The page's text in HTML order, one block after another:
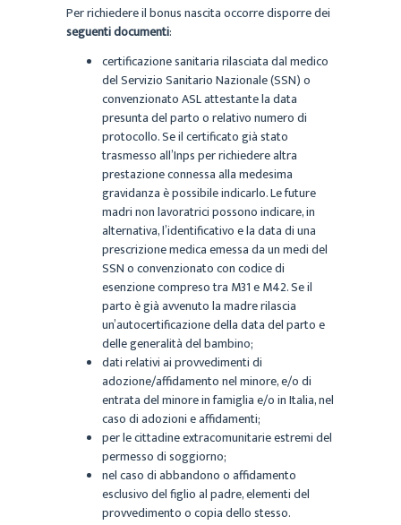
Per richiedere il bonus nascita occorre disporre dei
seguenti documenti:
certificazione sanitaria rilasciata dal medico
del Servizio Sanitario Nazionale (SSN) o
convenzionato ASL attestante la data
presunta del parto o relativo numero di
protocollo. Se il certificato già stato
trasmesso all’Inps per richiedere altra
prestazione connessa alla medesima
gravidanza è possibile indicarlo. Le future
madri non lavoratrici possono indicare, in
alternativa, l’identificativo e la data di una
prescrizione medica emessa da un medi del
SSN o convenzionato con codice di
esenzione compreso tra M31 e M42. Se il
parto è già avvenuto la madre rilascia
un’autocertificazione della data del parto e
delle generalità del bambino;
dati relativi ai provvedimenti di
adozione/affidamento nel minore, e/o di
entrata del minore in famiglia e/o in Italia, nel
caso di adozioni e affidamenti;
per le cittadine extracomunitarie estremi del
permesso di soggiorno;
nel caso di abbandono o affidamento
esclusivo del figlio al padre, elementi del
provvedimento o copia dello stesso.